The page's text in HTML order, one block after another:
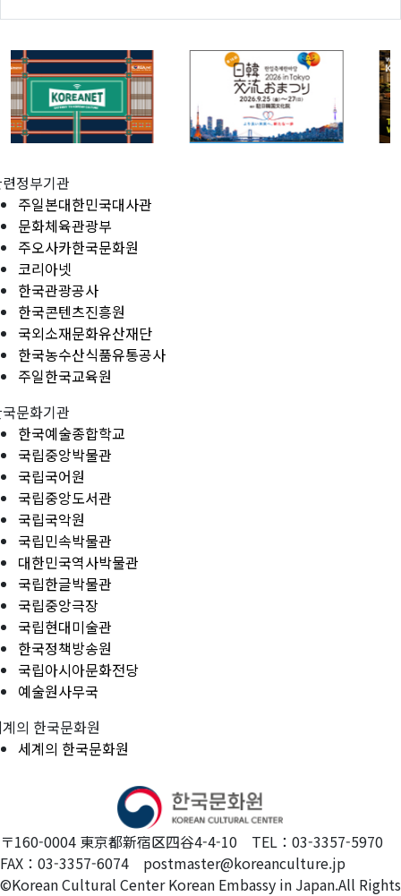
정부기관
주일본대한민국대사관
문화체육관광부
주오사카한국문화원
코리아넷
한국관광공사
한국콘텐츠진흥원
국외소재문화유산재단
한국농수산식품유통공사
주일한국교육원
문화기관
한국예술종합학교
국립중앙박물관
국립국어원
국립중앙도서관
국립국악원
국립민속박물관
대한민국역사박물관
국립한글박물관
국립중앙극장
국립현대미술관
한국정책방송원
국립아시아문화전당
예술원사무국
의 한국문화원
세계의 한국문화원
〒160-0004 東京都新宿区四谷4-4-10 TEL：03-3357-5970
FAX：03-3357-6074 postmaster@koreanculture.jp
©Korean Cultural Center Korean Embassy in Japan.All Rights